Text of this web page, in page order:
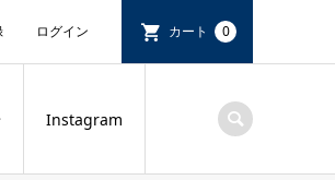
ログイン カート 0
Instagram